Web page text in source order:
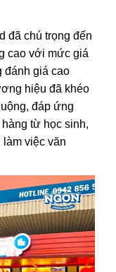
đã chú trọng đến
cao với mức giá
đánh giá cao
hiệu đã khéo
đáp ứng
từ học sinh,
việc văn